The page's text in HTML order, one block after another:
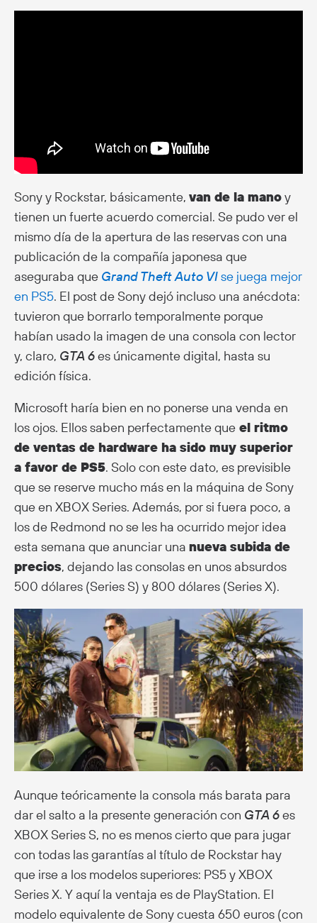
Sony y Rockstar, básicamente, van de la manoy
tienen un fuerte acuerdo comercial. Se pudo ver el
mismo día de la apertura de las reservas con una
publicación de la compañía japonesa que
aseguraba que Grand Theft Auto VIse juega mejor
en PS5. El post de Sony dejó incluso una anécdota:
tuvieron que borrarlo temporalmente porque
habían usado la imagen de una consola con lector
y, claro, GTA 6es únicamente digital, hasta su
edición física.
Microsoft haría bien en no ponerse una venda en
los ojos. Ellos saben perfectamente que el ritmo
de ventas de hardware ha sido muy superior
a favor de PS5. Solo con este dato, es previsible
que se reserve mucho más en la máquina de Sony
que en XBOX Series. Además, por si fuera poco, a
los de Redmond no se les ha ocurrido mejor idea
esta semana que anunciar una nueva subida de
precios, dejando las consolas en unos absurdos
500 dólares (Series S) y 800 dólares (Series X).
Aunque teóricamente la consola más barata para
dar el salto a la presente generación con GTA 6es
XBOX Series S, no es menos cierto que para jugar
con todas las garantías al título de Rockstar hay
que irse a los modelos superiores: PS5 y XBOX
Series X. Y aquí la ventaja es de PlayStation. El
modelo equivalente de Sony cuesta 650 euros (con